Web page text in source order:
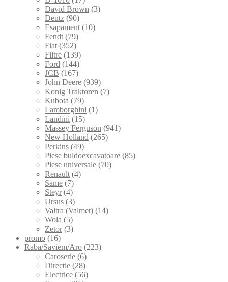
David Brown (3)
Deutz (90)
Esapament (10)
Fendt (79)
Fiat (352)
Filtre (139)
Ford (144)
JCB (167)
John Deere (939)
Konig Traktoren (7)
Kubota (79)
Lamborghini (1)
Landini (15)
Massey Ferguson (941)
New Holland (265)
Perkins (49)
Piese buldoexcavatoare (85)
Piese universale (70)
Renault (4)
Same (7)
Steyr (4)
Ursus (3)
Valtra (Valmet) (14)
Wola (5)
Zetor (3)
promo (16)
Raba/Saviem/Aro (223)
Caroserie (6)
Directie (28)
Electrice (56)